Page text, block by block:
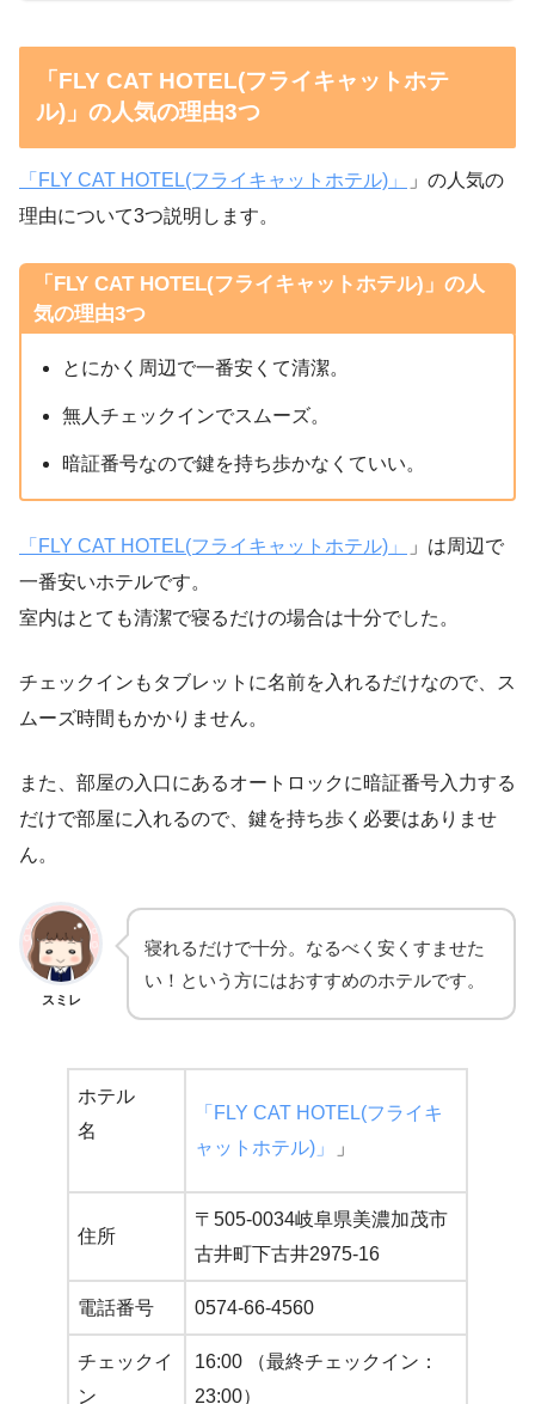
「FLY CAT HOTEL(フライキャットホテ
ル)」の人気の理由3つ
「FLY CAT HOTEL(フライキャットホテル)」
」の人気の
理由について3つ説明します。
「FLY CAT HOTEL(フライキャットホテル)」の人
気の理由3つ
とにかく周辺で一番安くて清潔。
無人チェックインでスムーズ。
暗証番号なので鍵を持ち歩かなくていい。
「FLY CAT HOTEL(フライキャットホテル)」
」は周辺で
一番安いホテルです。
室内はとても清潔で寝るだけの場合は十分でした。
チェックインもタブレットに名前を入れるだけなので、ス
ムーズ時間もかかりません。
また、部屋の入口にあるオートロックに暗証番号入力する
だけで部屋に入れるので、鍵を持ち歩く必要はありませ
ん。
スミレ
寝れるだけで十分。なるべく安くすませた
い！という方にはおすすめのホテルです。
ホテル
名
「FLY CAT HOTEL(フライキ
ャットホテル)」
」
住所
〒505-0034岐阜県美濃加茂市
古井町下古井2975-16
電話番号 0574-66-4560
チェックイ
ン
16:00 （最終チェックイン：
23:00）